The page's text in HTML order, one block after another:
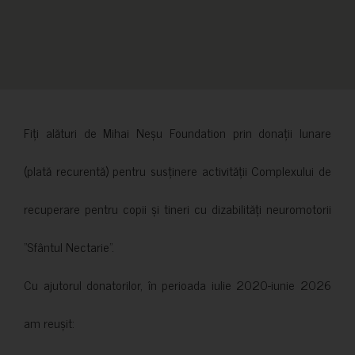
Fiți alături de Mihai Neșu Foundation prin donații lunare
(plată recurentă) pentru susținere activității Complexului de
recuperare pentru copii și tineri cu dizabilități neuromotorii
”Sfântul Nectarie”.
Cu ajutorul donatorilor, în perioada iulie 2020-iunie 2026
am reușit: